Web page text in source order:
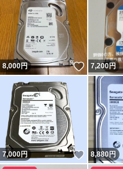
8,000円 いいね！
7,200円
7,000円 いいね！
8,880円